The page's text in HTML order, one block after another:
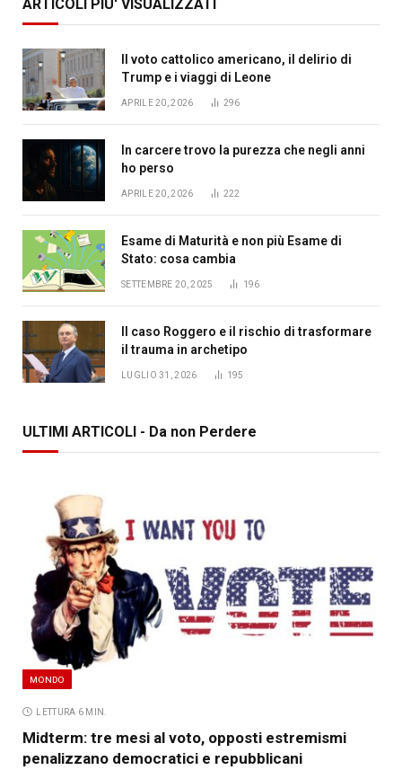
ARTICOLI PIU' VISUALIZZATI
Il voto cattolico americano, il delirio di
Trump e i viaggi di Leone
APRILE 20, 2026 296
In carcere trovo la purezza che negli anni
ho perso
APRILE 20, 2026 222
Esame di Maturità e non più Esame di
Stato: cosa cambia
SETTEMBRE 20, 2025 196
Il caso Roggero e il rischio di trasformare
il trauma in archetipo
LUGLIO 31, 2026 195
ULTIMI ARTICOLI - Da non Perdere
MONDO
LETTURA 6 MIN.
Midterm: tre mesi al voto, opposti estremismi
penalizzano democratici e repubblicani